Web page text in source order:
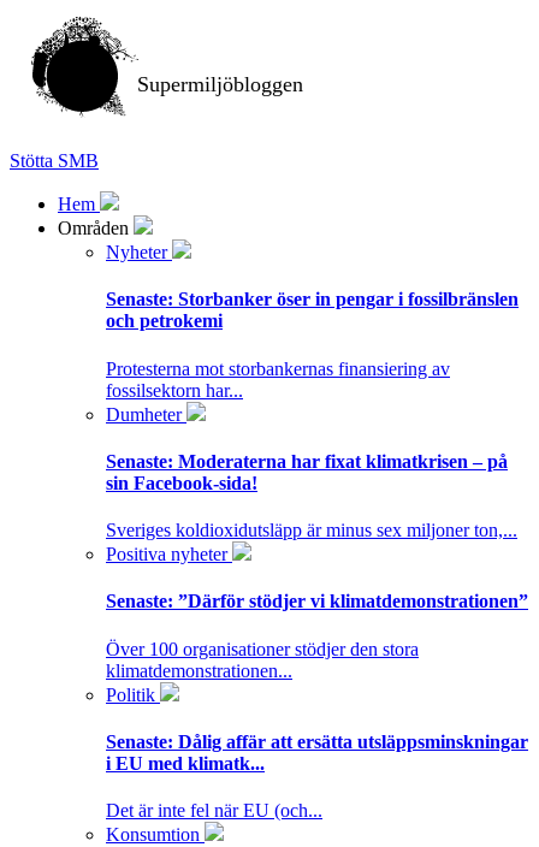
Supermiljöbloggen
Stötta SMB
Hem
Områden
Nyheter
Senaste: Storbanker öser in pengar i fossilbränslen
och petrokemi
Protesterna mot storbankernas finansiering av
fossilsektorn har...
Dumheter
Senaste: Moderaterna har fixat klimatkrisen – på
sin Facebook-sida!
Sveriges koldioxidutsläpp är minus sex miljoner ton,...
Positiva nyheter
Senaste: ”Därför stödjer vi klimatdemonstrationen”
Över 100 organisationer stödjer den stora
klimatdemonstrationen...
Politik
Senaste: Dålig affär att ersätta utsläppsminskningar
i EU med klimatk...
Det är inte fel när EU (och...
Konsumtion